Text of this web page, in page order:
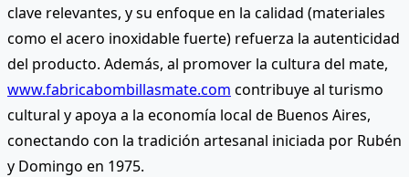
clave relevantes, y su enfoque en la calidad (materiales
como el acero inoxidable fuerte) refuerza la autenticidad
del producto. Además, al promover la cultura del mate,
www.fabricabombillasmate.com contribuye al turismo
cultural y apoya a la economía local de Buenos Aires,
conectando con la tradición artesanal iniciada por Rubén
y Domingo en 1975.